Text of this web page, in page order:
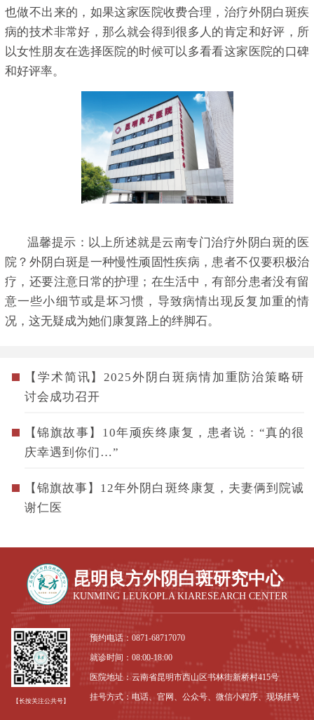
也做不出来的，如果这家医院收费合理，治疗外阴白斑疾
病的技术非常好，那么就会得到很多人的肯定和好评，所
以女性朋友在选择医院的时候可以多看看这家医院的口碑
和好评率。
温馨提示：以上所述就是云南专门治疗外阴白斑的医
院？外阴白斑是一种慢性顽固性疾病，患者不仅要积极治
疗，还要注意日常的护理；在生活中，有部分患者没有留
意一些小细节或是坏习惯，导致病情出现反复加重的情
况，这无疑成为她们康复路上的绊脚石。
【学术简讯】2025外阴白斑病情加重防治策略研
讨会成功召开
【锦旗故事】10年顽疾终康复，患者说：“真的很
庆幸遇到你们…”
【锦旗故事】12年外阴白斑终康复，夫妻俩到院诚
谢仁医
昆明良方外阴白斑研究中心
KUNMING LEUKOPLA KIARESEARCH CENTER
【长按关注公共号】
预约电话：0871-68717070
就诊时间：08:00-18:00
医院地址：云南省昆明市西山区书林街新桥村415号
挂号方式：电话、官网、公众号、微信小程序、现场挂号